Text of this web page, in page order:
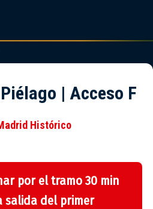
| Acceso F
Histórico
por el tramo 30 min
salida del primer